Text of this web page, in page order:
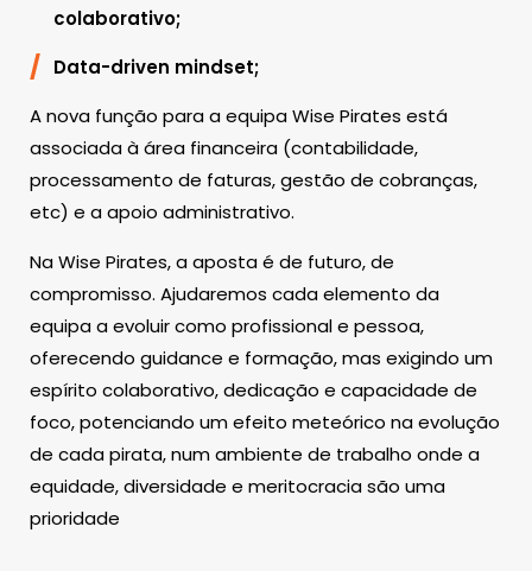
colaborativo;
Data-driven mindset;
A nova função para a equipa Wise Pirates está
associada à área financeira (contabilidade,
processamento de faturas, gestão de cobranças,
etc) e a apoio administrativo.
Na Wise Pirates, a aposta é de futuro, de
compromisso. Ajudaremos cada elemento da
equipa a evoluir como profissional e pessoa,
oferecendo guidance e formação, mas exigindo um
espírito colaborativo, dedicação e capacidade de
foco, potenciando um efeito meteórico na evolução
de cada pirata, num ambiente de trabalho onde a
equidade, diversidade e meritocracia são uma
prioridade